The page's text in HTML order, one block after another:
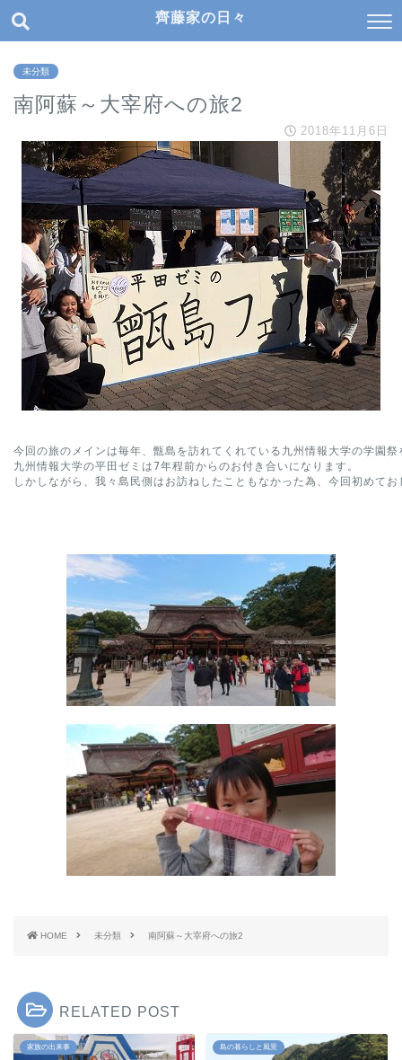
齊藤家の日々
未分類
南阿蘇～大宰府への旅2
2018年11月6日
今回の旅のメインは毎年、甑島を訪れてくれている九州情報大学の学園
九州情報大学の平田ゼミは7年程前からのお付き合いになります。
しかしながら、我々島民側はお訪ねしたこともなかった為、今回初めて
HOME 未分類 南阿蘇～大宰府への旅2
RELATED POST
家族の出来事 島の暮らしと風景